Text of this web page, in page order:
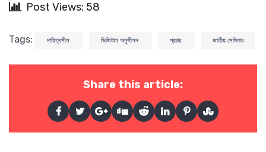
Post Views: 58
Tags: দায়িত্বশীল ডিজিটাল অনুশীলন প্রচার জাতীয় সেমিনার
Share this article: